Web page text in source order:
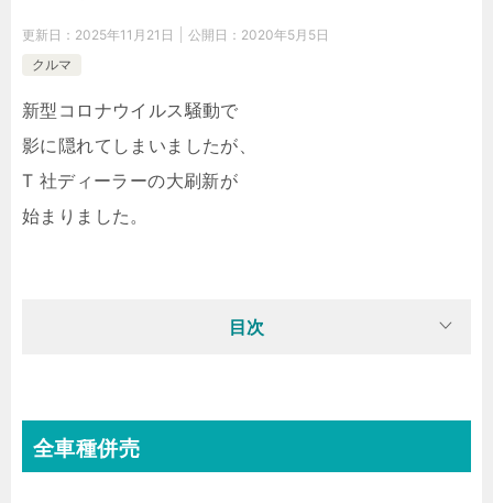
更新日： 2025年11月21日 公開日： 2020年5月5日
クルマ
新型コロナウイルス騒動で
影に隠れてしまいましたが、
T 社ディーラーの大刷新が
始まりました。
目次
全車種併売